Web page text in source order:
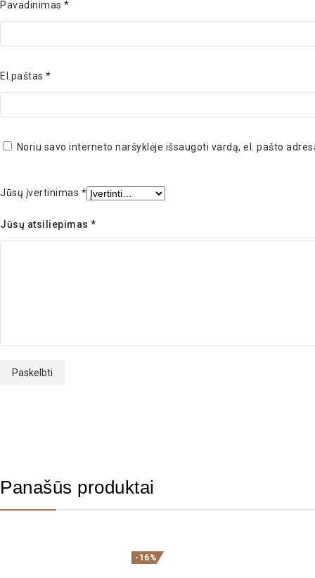
Pavadinimas *
El.paštas *
Noriu savo interneto naršyklėje išsaugoti vardą, el. pašto
Jūsų įvertinimas *
Jūsų atsiliepimas *
Panašūs produktai
-16%